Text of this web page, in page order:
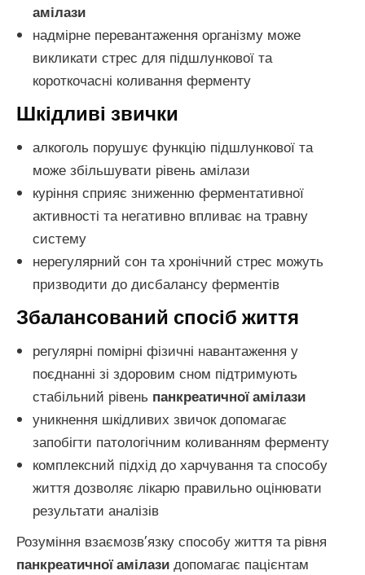
амілази
надмірне перевантаження організму може
викликати стрес для підшлункової та
короткочасні коливання ферменту
Шкідливі звички
алкоголь порушує функцію підшлункової та
може збільшувати рівень амілази
куріння сприяє зниженню ферментативної
активності та негативно впливає на травну
систему
нерегулярний сон та хронічний стрес можуть
призводити до дисбалансу ферментів
Збалансований спосіб життя
регулярні помірні фізичні навантаження у
поєднанні зі здоровим сном підтримують
стабільний рівень панкреатичної амілази
уникнення шкідливих звичок допомагає
запобігти патологічним коливанням ферменту
комплексний підхід до харчування та способу
життя дозволяє лікарю правильно оцінювати
результати аналізів
Розуміння взаємозв’язку способу життя та рівня
панкреатичної амілази допомагає пацієнтам